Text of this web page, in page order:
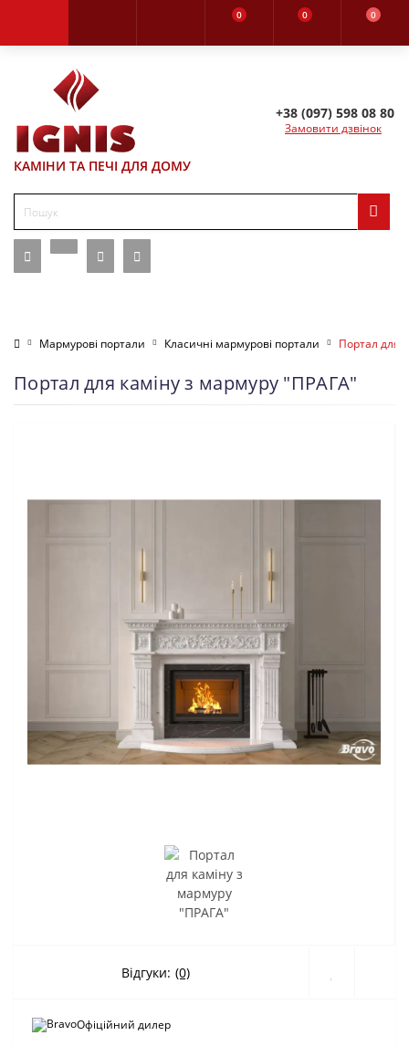
0 0 0
КАМІНИ ТА ПЕЧІ ДЛЯ ДОМУ
+38 (097) 598 08 80
Замовити дзвінок
Мармурові портали Класичні мармурові портали Портал для
Портал для каміну з мармуру "ПРАГА"
Відгуки: (0)
Офіційний дилер